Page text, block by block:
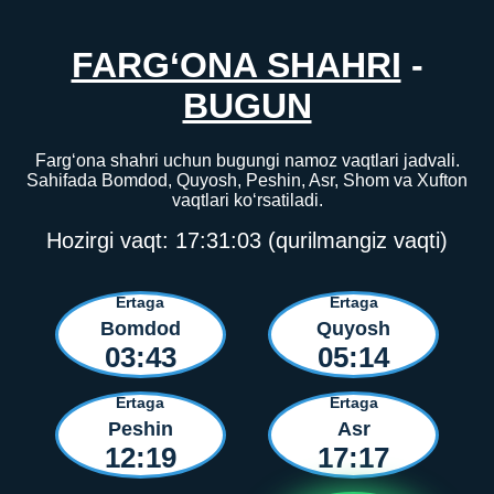
FARG‘ONA SHAHRI -
BUGUN
Farg‘ona shahri uchun bugungi namoz vaqtlari jadvali.
Sahifada Bomdod, Quyosh, Peshin, Asr, Shom va Xufton
vaqtlari ko‘rsatiladi.
Hozirgi vaqt: 17:31:03 (qurilmangiz vaqti)
Ertaga
Bomdod
03:43
Ertaga
Quyosh
05:14
Ertaga
Peshin
12:19
Ertaga
Asr
17:17